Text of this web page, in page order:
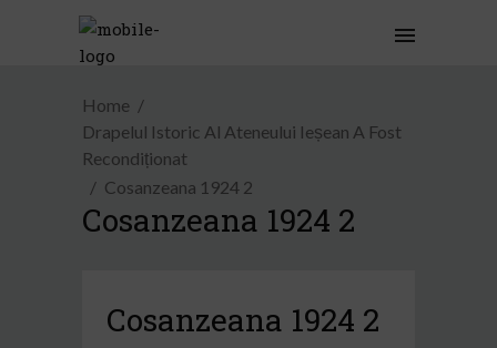
Home
Drapelul Istoric Al Ateneului Ieșean A Fost
Recondiționat
Cosanzeana 1924 2
Cosanzeana 1924 2
Cosanzeana 1924 2